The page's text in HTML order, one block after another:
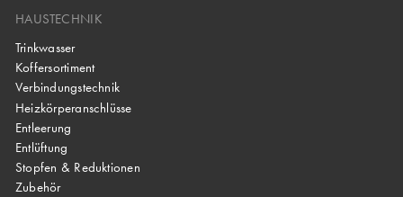
HAUSTECHNIK
Trinkwasser
Koffersortiment
Verbindungstechnik
Heizkörperanschlüsse
Entleerung
Entlüftung
Stopfen & Reduktionen
Zubehör